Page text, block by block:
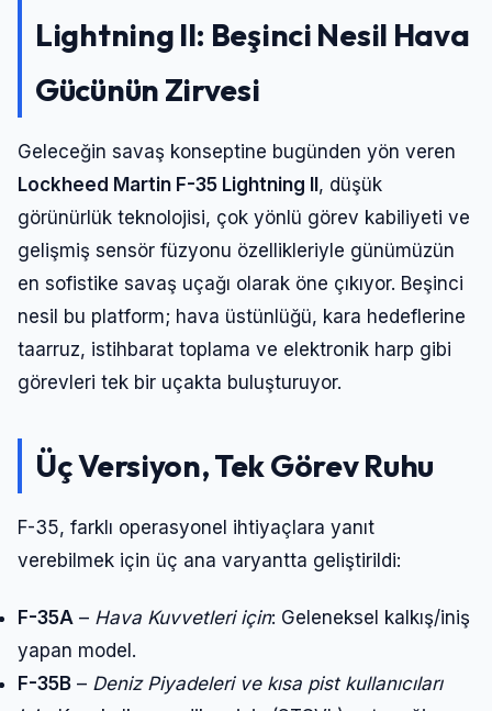
Lightning II: Beşinci Nesil Hava
Gücünün Zirvesi
Geleceğin savaş konseptine bugünden yön veren
Lockheed Martin F-35 Lightning II, düşük
görünürlük teknolojisi, çok yönlü görev kabiliyeti ve
gelişmiş sensör füzyonu özellikleriyle günümüzün
en sofistike savaş uçağı olarak öne çıkıyor. Beşinci
nesil bu platform; hava üstünlüğü, kara hedeflerine
taarruz, istihbarat toplama ve elektronik harp gibi
görevleri tek bir uçakta buluşturuyor.
Üç Versiyon, Tek Görev Ruhu
F-35, farklı operasyonel ihtiyaçlara yanıt
verebilmek için üç ana varyantta geliştirildi:
F-35A – Hava Kuvvetleri için: Geleneksel kalkış/iniş
yapan model.
F-35B – Deniz Piyadeleri ve kısa pist kullanıcıları